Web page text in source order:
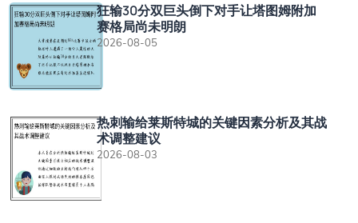
狂输30分双巨头倒下对手让塔图姆附加
赛格局尚未明朗
2026-08-05
热刺输给莱斯特城的关键因素分析及其战
术调整建议
2026-08-03